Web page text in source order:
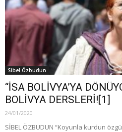
Sibel Özbudun
“İSA BOLİVYA’YA
BOLİVYA DERSLERİ![1]
24/01/2020
SİBEL ÖZBUDUN “Koyunla kurdun